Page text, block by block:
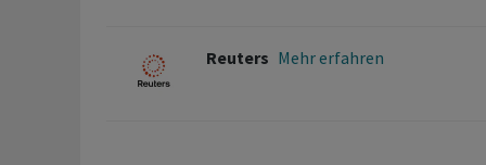
Reuters Mehr erfahren